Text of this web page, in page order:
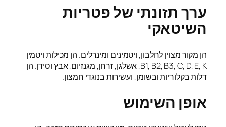
ערך תזונתי של פטריות
השיטאקי
הן מקור מצוין לחלבון, ויטמינים ומינרלים. הן מכילות ויטמין
B1, B2, B3, C, D, E, K, אשלגן, זרחן, מגנזיום, אבץ וסידן. הן
דלות בקלוריות ובשומן, ועשירות בנוגדי חמצון.
אופן השימוש